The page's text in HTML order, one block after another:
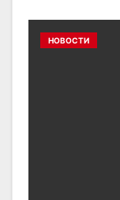
НОВОСТИ